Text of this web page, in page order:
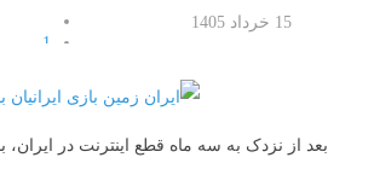
15 خرداد 1405
1
3
5
بعد از نزدک به سه ماه قطع اینترنت در ایران،